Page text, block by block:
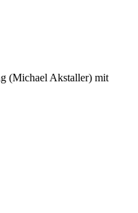
(Michael Akstaller) mit